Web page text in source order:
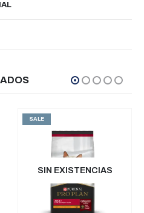
SALE
SIN EXISTENCIAS